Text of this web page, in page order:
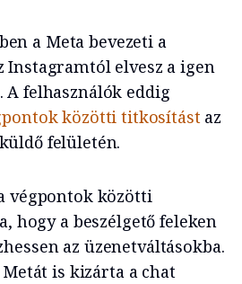
a Meta bevezeti a
Instagramtól elvesz a igen
felhasználók eddig
közötti titkosítástaz
felületén.
végpontok közötti
hogy a beszélgető feleken
az üzenetváltásokba.
is kizárta a chat